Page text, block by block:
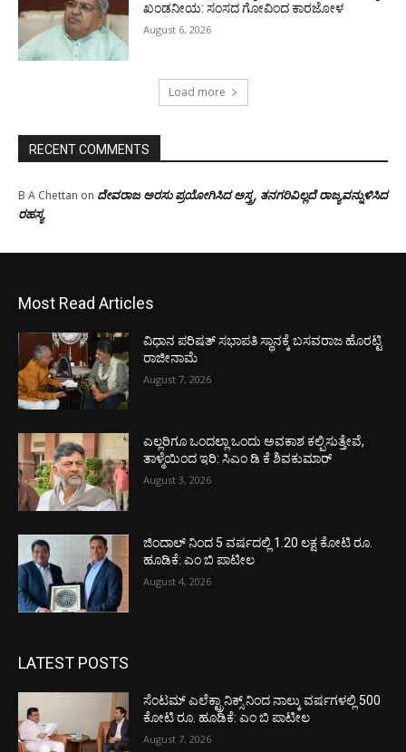
ಖಂಡನೀಯ: ಸಂಸದ ಗೋವಿಂದ ಕಾರಜೋಳ
August 6, 2026
Load more
RECENT COMMENTS
B A Chettan on ದೇವರಾಜ ಅರಸು ಪ್ರಯೋಗಿಸಿದ ಅಸ್ತ್ರ, ತನಗರಿವಿಲ್ಲದೆ ರಾಜ್ಯವನ್ನುಳಿಸಿದ
ರಹಸ್ಯ
Most Read Articles
ವಿಧಾನ ಪರಿಷತ್ ಸಭಾಪತಿ ಸ್ಥಾನಕ್ಕೆ ಬಸವರಾಜ ಹೊರಟ್ಟಿ
ರಾಜೀನಾಮೆ
August 7, 2026
ಎಲ್ಲರಿಗೂ ಒಂದಲ್ಲಾ ಒಂದು ಅವಕಾಶ ಕಲ್ಪಿಸುತ್ತೇವೆ,
ತಾಳ್ಮೆಯಿಂದ ಇರಿ: ಸಿಎಂ ಡಿ ಕೆ ಶಿವಕುಮಾರ್
August 3, 2026
ಜಿಂದಾಲ್ ನಿಂದ 5 ವರ್ಷದಲ್ಲಿ 1.20 ಲಕ್ಷ ಕೋಟಿ ರೂ.
ಹೂಡಿಕೆ: ಎಂ ಬಿ ಪಾಟೀಲ
August 4, 2026
LATEST POSTS
ಸೆಂಟಮ್ ಎಲೆಕ್ಟ್ರಾನಿಕ್ಸ್ ನಿಂದ ನಾಲ್ಕು ವರ್ಷಗಳಲ್ಲಿ 500
ಕೋಟಿ ರೂ. ಹೂಡಿಕೆ: ಎಂ ಬಿ ಪಾಟೀಲ
August 7, 2026